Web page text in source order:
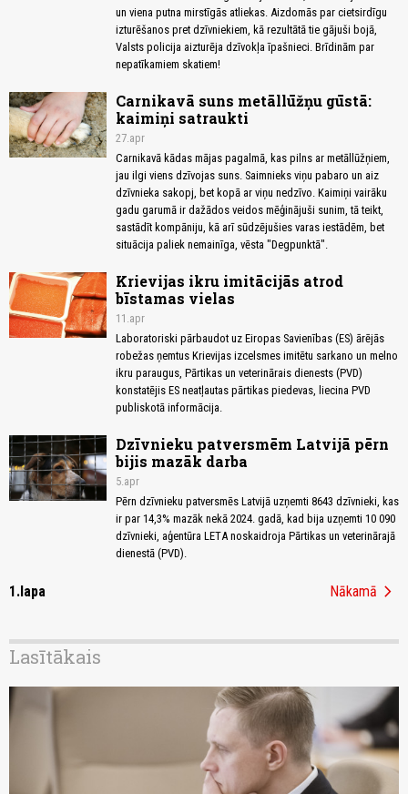
un viena putna mirstīgās atliekas. Aizdomās par cietsirdīgu
izturēšanos pret dzīvniekiem, kā rezultātā tie gājuši bojā,
Valsts policija aizturēja dzīvokļa īpašnieci. Brīdinām par
nepatīkamiem skatiem!
Carnikavā suns metāllūžņu gūstā:
kaimiņi satraukti
27.apr
Carnikavā kādas mājas pagalmā, kas pilns ar metāllūžņiem,
jau ilgi viens dzīvojas suns. Saimnieks viņu pabaro un aiz
dzīvnieka sakopj, bet kopā ar viņu nedzīvo. Kaimiņi vairāku
gadu garumā ir dažādos veidos mēģinājuši sunim, tā teikt,
sastādīt kompāniju, kā arī sūdzējušies varas iestādēm, bet
situācija paliek nemainīga, vēsta "Degpunktā".
Krievijas ikru imitācijās atrod
bīstamas vielas
11.apr
Laboratoriski pārbaudot uz Eiropas Savienības (ES) ārējās
robežas ņemtus Krievijas izcelsmes imitētu sarkano un melno
ikru paraugus, Pārtikas un veterinārais dienests (PVD)
konstatējis ES neatļautas pārtikas piedevas, liecina PVD
publiskotā informācija.
Dzīvnieku patversmēm Latvijā pērn
bijis mazāk darba
5.apr
Pērn dzīvnieku patversmēs Latvijā uzņemti 8643 dzīvnieki, kas
ir par 14,3% mazāk nekā 2024. gadā, kad bija uzņemti 10 090
dzīvnieki, aģentūra LETA noskaidroja Pārtikas un veterinārajā
dienestā (PVD).
1.lapa Nākamā chevron_right
Lasītākais